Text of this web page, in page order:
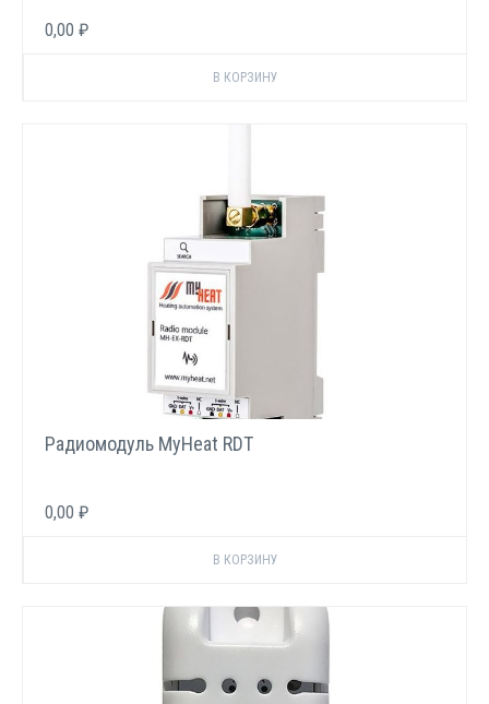
0,00 ₽
Радиомодуль MyHeat RDT
0,00 ₽